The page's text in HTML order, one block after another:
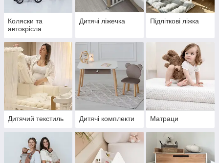
Коляски та
автокрісла
Дитячі ліжечка Підліткові ліжка
Дитячий текстиль Дитячі комплекти Матраци